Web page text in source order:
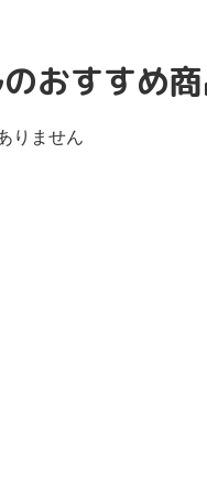
おすすめ
りません